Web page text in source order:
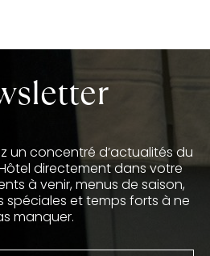
un concentré d’actualités du
directement dans votre
à venir, menus de saison,
spéciales et temps forts à ne
manquer.